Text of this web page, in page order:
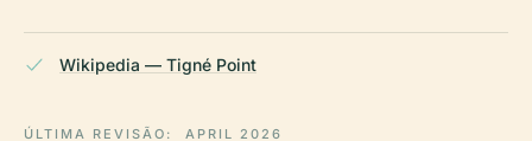
Wikipedia — Tigné Point
ÚLTIMA REVISÃO: APRIL 2026